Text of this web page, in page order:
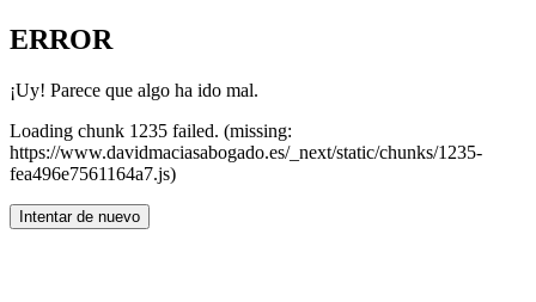
ERROR
¡Uy! Parece que algo ha ido mal.
Loading chunk 1235 failed. (missing:
https://www.davidmaciasabogado.es/_next/static/chunks/1235-
fea496e7561164a7.js)
Intentar de nuevo